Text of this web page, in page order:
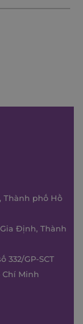
Thành phố Hồ
Định, Thành
GP-SCT
Chí Minh